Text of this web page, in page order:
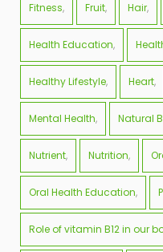
Fitness Fruit Hair
Health Education
Healthy Lifestyle Heart
Mental Health Natural
Nutrient Nutrition
Oral Health Education
Role of vitamin B12 in our